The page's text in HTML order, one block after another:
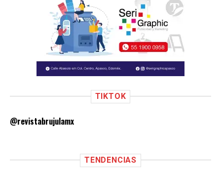
TIKTOK
@revistabrujulamx
TENDENCIAS